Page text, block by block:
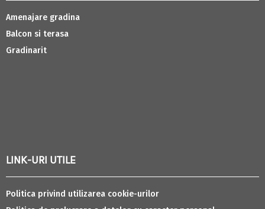
Amenajare gradina
Balcon si terasa
Gradinarit
LINK-URI UTILE
Politica privind utilizarea cookie-urilor